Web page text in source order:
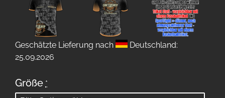
Geschätzte Lieferung nach
Deutschland:
25.09.2026
Größe *